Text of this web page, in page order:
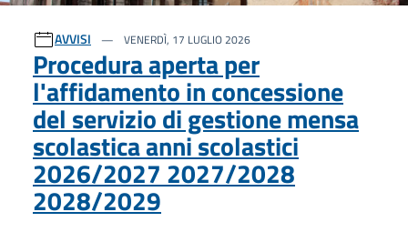
Ultime notizie
AVVISI VENERDÌ, 17 LUGLIO 2026
Procedura aperta per
l'affidamento in concessione
del servizio di gestione mensa
scolastica anni scolastici
2026/2027 2027/2028
2028/2029